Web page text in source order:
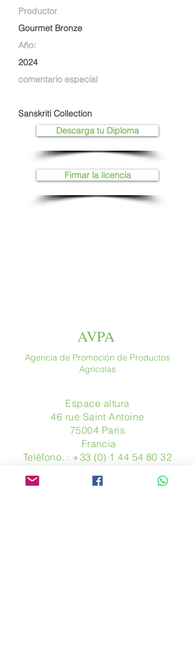
Productor
Gourmet Bronze
Año:
2024
comentario especial
Sanskriti Collection
Descarga tu Diploma
Firmar la licencia
AVPA
Agencia de Promoción de Productos
Agrícolas
Espace altura
46 rue Saint Antoine
75004 París
​ Francia
Teléfono. : +33 (0) 1 44 54 80 32
www.avpa.fr